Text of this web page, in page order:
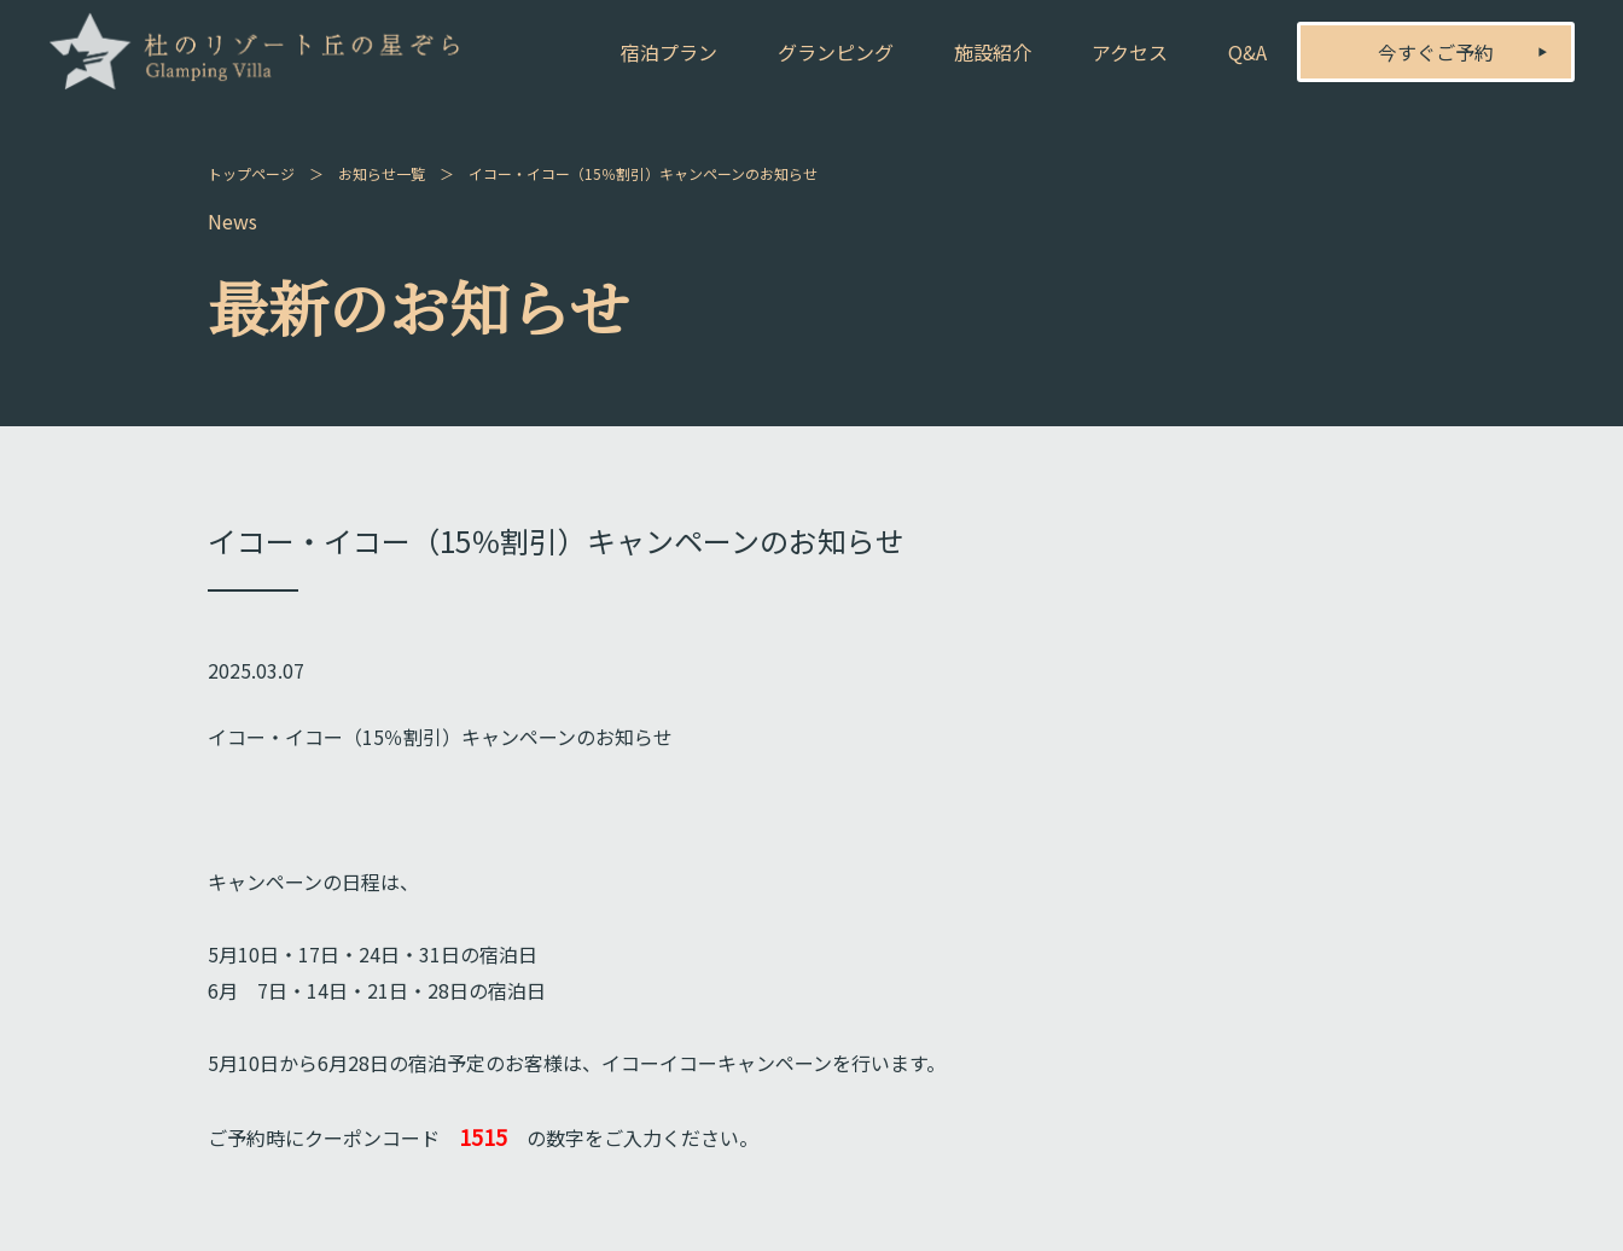
宿泊プラン グランピング 施設紹介 アクセス Q&A 今すぐご予約
トップページ ＞ お知らせ一覧 ＞ イコー・イコー（15％割引）キャンペーンのお知らせ
News
最新のお知らせ
イコー・イコー（15％割引）キャンペーンのお知らせ
2025.03.07
イコー・イコー（15％割引）キャンペーンのお知らせ
キャンペーンの日程は、
5月10日・17日・24日・31日の宿泊日
6月 7日・14日・21日・28日の宿泊日
5月10日から6月28日の宿泊予定のお客様は、イコーイコーキャンペーンを行います。
ご予約時にクーポンコード 1515 の数字をご入力ください。